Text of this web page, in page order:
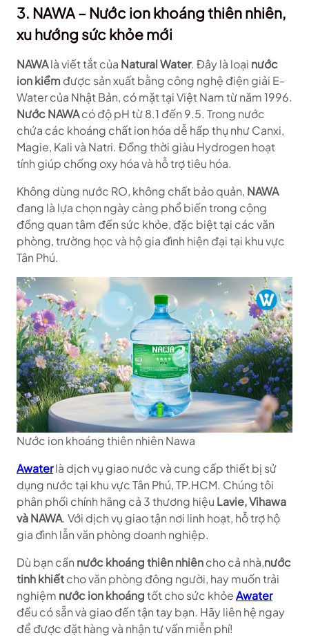
3. NAWA – Nước ion khoáng thiên nhiên,
xu hướng sức khỏe mới
NAWAlà viết tắt của Natural Water. Đây là loại nước
ion kiềm được sản xuất bằng công nghệ điện giải E-
Water của Nhật Bản, có mặt tại Việt Nam từ năm 1996.
Nước NAWAcó độ pH từ 8.1 đến 9.5. Trong nước
chứa các khoáng chất ion hóa dễ hấp thụ như Canxi,
Magie, Kali và Natri. Đồng thời giàu Hydrogen hoạt
tính giúp chống oxy hóa và hỗ trợ tiêu hóa.
Không dùng nước RO, không chất bảo quản, NAWA
đang là lựa chọn ngày càng phổ biến trong cộng
đồng quan tâm đến sức khỏe, đặc biệt tại các văn
phòng, trường học và hộ gia đình hiện đại tại khu vực
Tân Phú.
Nước ion khoáng thiên nhiên Nawa
Awaterlà dịch vụ giao nước và cung cấp thiết bị sử
dụng nước tại khu vực Tân Phú, TP.HCM. Chúng tôi
phân phối chính hãng cả 3 thương hiệu Lavie, Vihawa
và NAWA. Với dịch vụ giao tận nơi linh hoạt, hỗ trợ hộ
gia đình lẫn văn phòng doanh nghiệp.
Dù bạn cần nước khoáng thiên nhiêncho cả nhà,nước
tinh khiếtcho văn phòng đông người, hay muốn trải
nghiệm nước ion khoángtốt cho sức khỏeAwater
đều có sẵn và giao đến tận tay bạn. Hãy liên hệ ngay
để được đặt hàng và nhận tư vấn miễn phí!